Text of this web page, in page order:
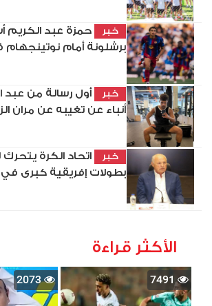
خبر
حمزة عبد الكريم
برشلونة أمام
خبر
أول رسالة من عبد
أنباء عن تغيبه عن مران
خبر
بطولات إفريقية كبرى
الأكثر قراءة
7491
2073